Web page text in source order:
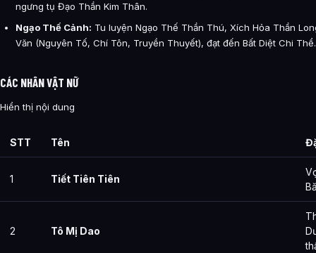
ngưng tụ Đạo Thần Kim Thân.
Ngạo Thế Cảnh: Tu luyện Ngạo Thế Thần Thú, Xích Hỏa Thần
Văn (Nguyên Tố, Chí Tôn, Truyền Thuyết), đạt đến Bất Diệt Chi Thể.
CÁC NHÂN VẬT NỮ
Hiển thị nội dung
STT Tên
1 Tiết Tiên Tiên
2 Tô Mị Dao